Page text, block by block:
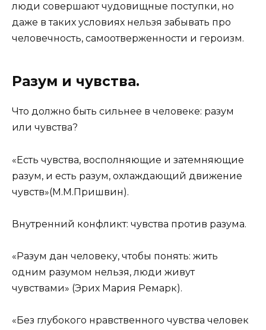
люди совершают чудовищные поступки, но
даже в таких условиях нельзя забывать про
человечность, самоотверженности и героизм.
Разум и чувства.
Что должно быть сильнее в человеке: разум
или чувства?
«Есть чувства, восполняющие и затемняющие
разум, и есть разум, охлаждающий движение
чувств»(М.М.Пришвин).
Внутренний конфликт: чувства против разума.
«Разум дан человеку, чтобы понять: жить
одним разумом нельзя, люди живут
чувствами» (Эрих Мария Ремарк).
«Без глубокого нравственного чувства человек